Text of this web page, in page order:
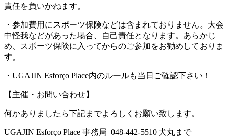
責任を負いかねます。
・参加費用にスポーツ保険などは含まれておりません。大会
中怪我などがあった場合、自己責任となります。あらかじ
め、スポーツ保険に入ってからのご参加をお勧めしておりま
す。
・UGAJIN Esforço Place内のルールも当日ご確認下さい！
【主催・お問い合わせ】
何かありましたら下記までよろしくお願い致します。
UGAJIN Esforço Place 事務局 048-442-5510 犬丸まで